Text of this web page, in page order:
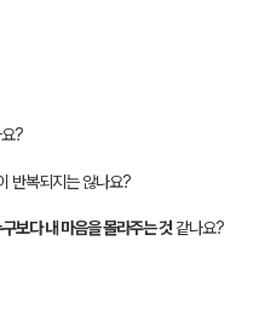
?
반복되지는 않나요?
보다 내 마음을 몰라주는 것같나요?